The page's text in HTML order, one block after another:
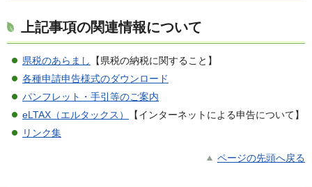
上記事項の関連情報について
県税のあらまし
【県税の納税に関すること】
各種申請申告様式のダウンロード
パンフレット・手引等のご案内
eLTAX（エルタックス）
【インターネットによる申告について】
リンク集
ページの先頭へ戻る